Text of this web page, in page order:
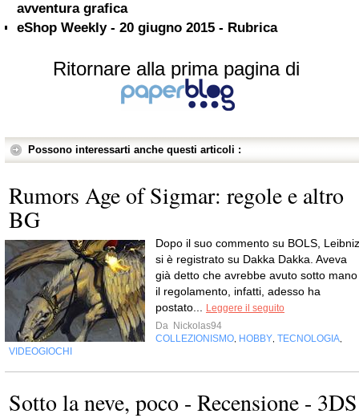
avventura grafica
eShop Weekly - 20 giugno 2015 - Rubrica
Ritornare alla prima pagina di
Possono interessarti anche questi articoli :
Rumors Age of Sigmar: regole e altro
BG
Dopo il suo commento su BOLS, Leibniz
si è registrato su Dakka Dakka. Aveva
già detto che avrebbe avuto sotto mano
il regolamento, infatti, adesso ha
postato...
Leggere il seguito
Da Nickolas94
COLLEZIONISMO HOBBY TECNOLOGIA
VIDEOGIOCHI
Sotto la neve, poco - Recensione - 3DS